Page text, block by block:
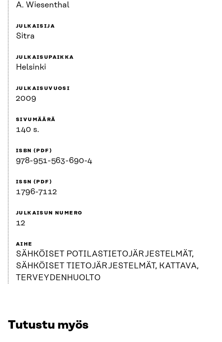
A. Wiesenthal
JULKAISIJA
Sitra
JULKAISUPAIKKA
Helsinki
JULKAISUVUOSI
2009
SIVUMÄÄRÄ
140 s.
ISBN (PDF)
978-951-563-690-4
ISSN (PDF)
1796-7112
JULKAISUN NUMERO
12
AIHE
SÄHKÖISET POTILASTIETOJÄRJESTELMÄT,
SÄHKÖISET TIETOJÄRJESTELMÄT, KATTAVA,
TERVEYDENHUOLTO
Tutustu myös